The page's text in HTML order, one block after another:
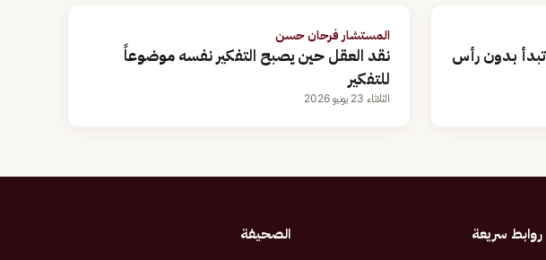
مشروع تبدأ بدون رأس
المستشار فرحان حسن
نقد العقل حين يصبح التفكير نفسه موضوعاً
للتفكير
الثلاثاء 23 يونيو 2026
روابط سريعة الصحيفة